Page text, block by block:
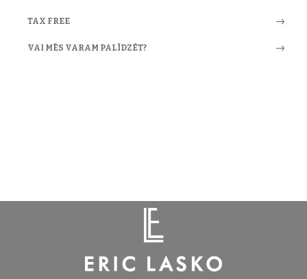
TAX FREE
VAI MĒS VARAM PALĪDZĒT?